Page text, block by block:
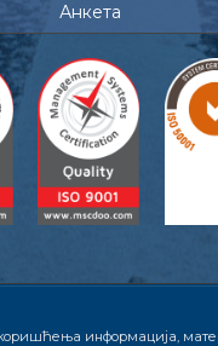
Анкета
информација,